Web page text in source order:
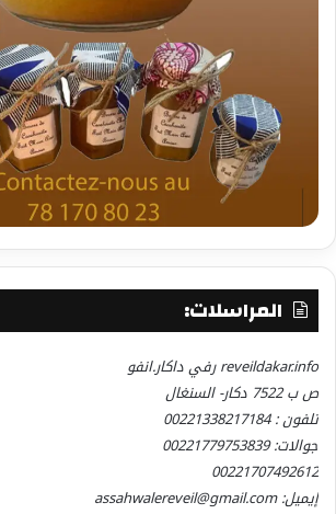
المراسلات:
reveildakar.info رفي داكار.انفو
ص ب 7522 دكار- السنغال
تلفون : 00221338217184
جوالات: 00221779753839
00221707492612
إيميل: assahwalereveil@gmail.com